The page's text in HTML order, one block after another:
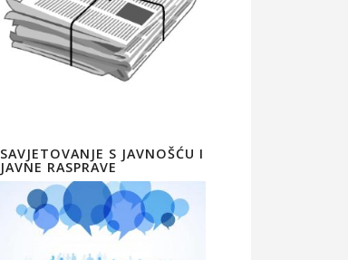
SAVJETOVANJE S JAVNOŠĆU I
JAVNE RASPRAVE